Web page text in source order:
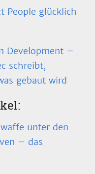
People glücklich
Development –
schreibt,
gebaut wird
unter den
– das